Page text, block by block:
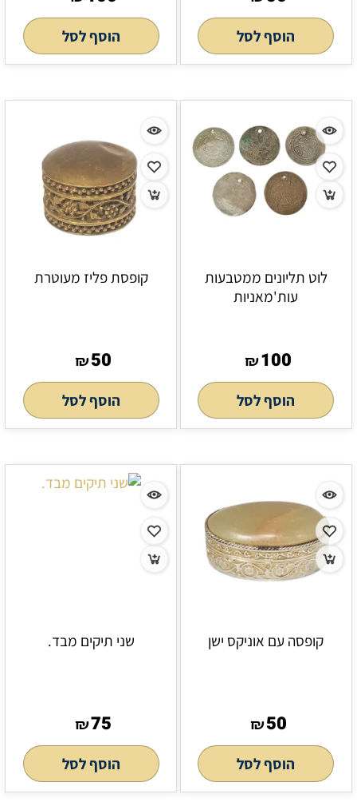
הוסף לסל הוסף לסל
לוט תליונים ממטבעות
עות'מאניות
₪100
הוסף לסל
קופסת פליז מעוטרת
₪50
הוסף לסל
קופסה עם אוניקס ישן
₪50
הוסף לסל
שני תיקים מבד.
₪75
הוסף לסל